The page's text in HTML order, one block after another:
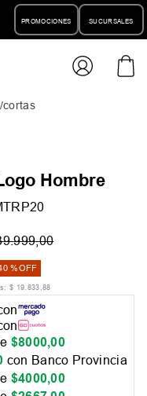
PROMOCIONES SUCURSALES
cortas
Hombre
.999,00
%OFF
$ 19.833,88
$8000,00
con Banco Provincia
$4000,00